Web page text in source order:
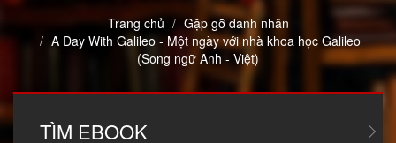
Trang chủ
Gặp gỡ danh nhân
A Day With Galileo - Một ngày với nhà khoa học Galileo
(Song ngữ Anh - Việt)
TÌM EBOOK